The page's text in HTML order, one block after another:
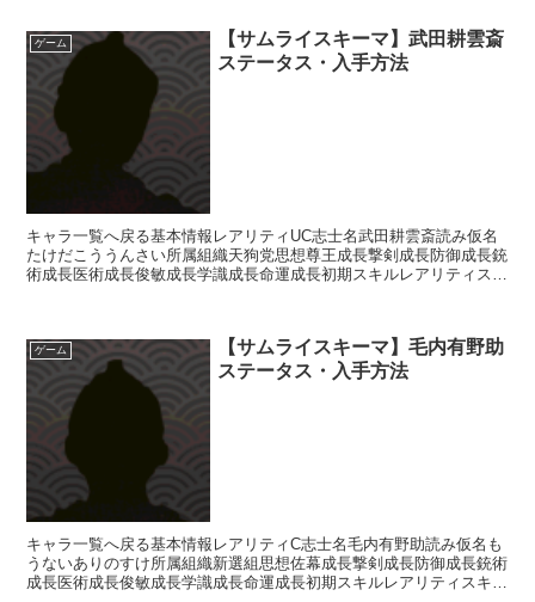
ゲーム
【サムライスキーマ】武田耕雲斎
ステータス・入手方法
キャラ一覧へ戻る基本情報レアリティUC志士名武田耕雲斎読み仮名
たけだこううんさい所属組織天狗党思想尊王成長撃剣成長防御成長銃
術成長医術成長俊敏成長学識成長命運成長初期スキルレアリティスキ
ゲーム
【サムライスキーマ】毛内有野助
ステータス・入手方法
キャラ一覧へ戻る基本情報レアリティC志士名毛内有野助読み仮名も
うないありのすけ所属組織新選組思想佐幕成長撃剣成長防御成長銃術
成長医術成長俊敏成長学識成長命運成長初期スキルレアリティスキル